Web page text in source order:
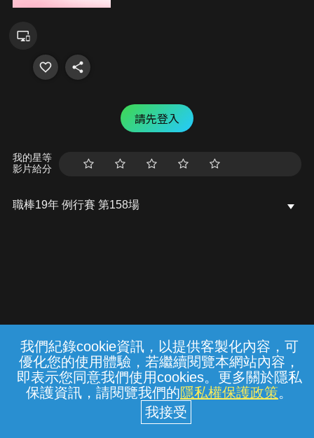
我們紀錄cookie資訊，以提供客製化內容，可
優化您的使用體驗，若繼續閱覽本網站內容，
即表示您同意我們使用cookies。更多關於隱私
保護資訊，請閱覽我們的隱私權保護政策。
請先登入
我的星等
影片給分
職棒19年 例行賽 第158場
常見問題 線上客服 服務條款 隱私權保護
中華電信股份有限公司個人家庭分公司
(統一編號：96979949) © 2026
{{notifyMsg}}